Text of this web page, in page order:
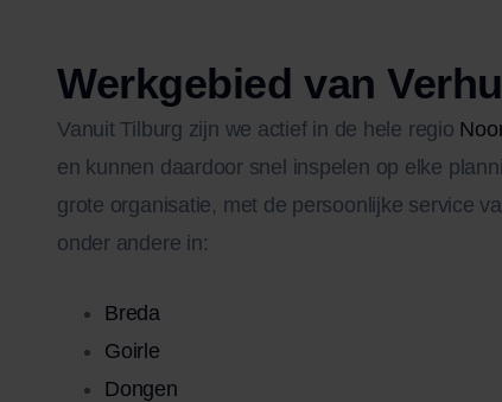
Werkgebied van
Vanuit Tilburg zijn we actief in de hele regio
en kunnen daardoor snel inspelen op elke
grote organisatie, met de persoonlijke service
onder andere in:
Breda
Goirle
Dongen